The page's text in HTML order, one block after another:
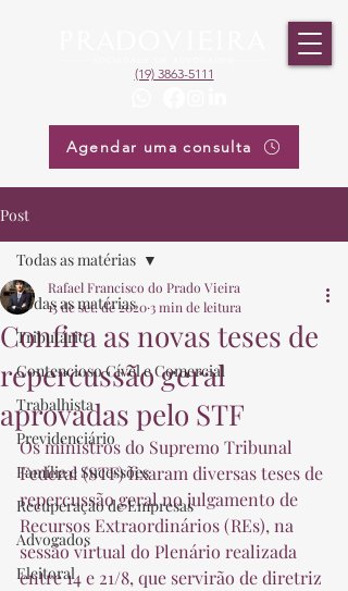
(19) 3863-5111
Agendar uma consulta
Post
Todas as matérias
Tributário
Contencioso Cível e Comercial
Trabalhista
Previdenciário
Família e Sucessões
Recuperação de Empresas
Advogados
Eleitoral
Todas as matérias
Confira as novas teses de
repercussão geral
aprovadas pelo STF
Rafael Francisco do Prado Vieira
15 de set. de 2020 3 min de leitura
Os ministros do Supremo Tribunal
Federal (STF) fixaram diversas teses de
repercussão geral no julgamento de
Recursos Extraordinários (REs), na
sessão virtual do Plenário realizada
entre 14 e 21/8, que servirão de diretriz